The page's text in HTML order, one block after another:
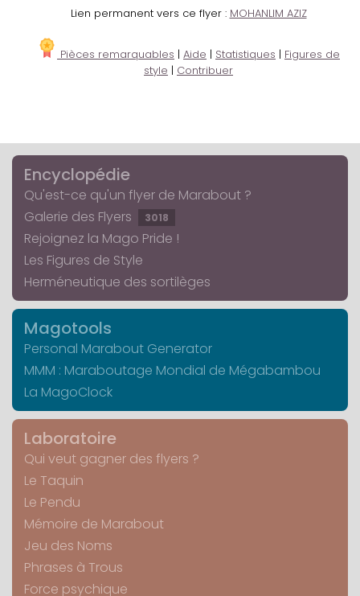
Lien permanent vers ce flyer : MOHANLIM AZIZ
Pièces remarquables | Aide | Statistiques | Figures de
style | Contribuer
Encyclopédie
Qu'est-ce qu'un flyer de Marabout ?
Galerie des Flyers
3018
Rejoignez la Mago Pride !
Les Figures de Style
Herméneutique des sortilèges
Magotools
Personal Marabout Generator
MMM : Maraboutage Mondial de Mégabambou
La MagoClock
Laboratoire
Qui veut gagner des flyers ?
Le Taquin
Le Pendu
Mémoire de Marabout
Jeu des Noms
Phrases à Trous
Force psychique